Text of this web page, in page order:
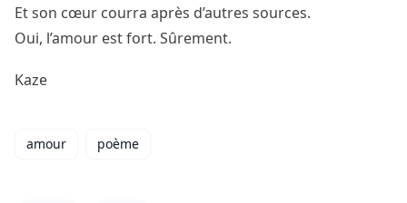
Et son cœur courra après d’autres sources.
Oui, l’amour est fort. Sûrement.
Kaze
amour poème